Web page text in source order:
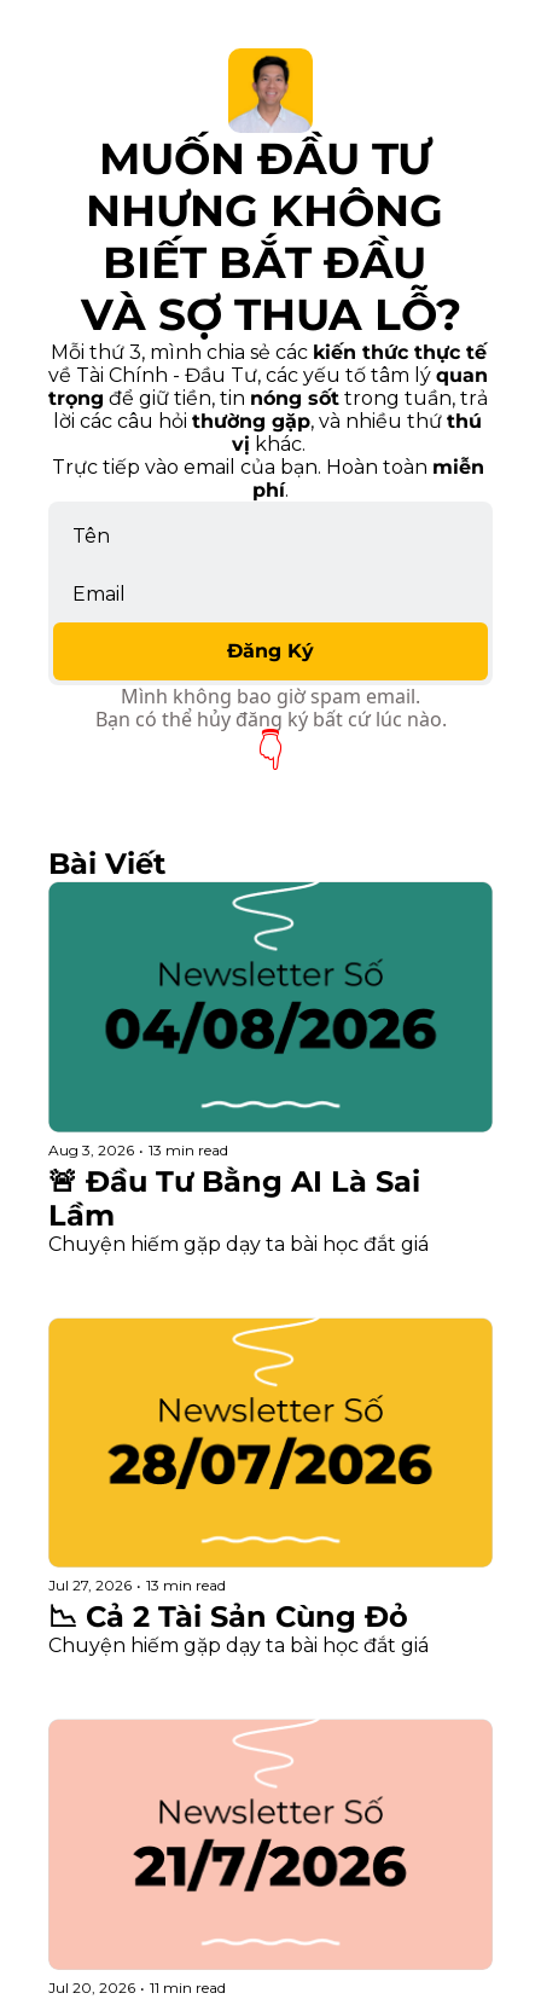
MUỐN ĐẦU TƯ
NHƯNG KHÔNG
BIẾT BẮT ĐẦU
VÀ SỢ THUA LỖ?
Mỗi thứ 3, mình chia sẻ các kiến thức thực tế
về Tài Chính - Đầu Tư, các yếu tố tâm lý quan
trọng để giữ tiền, tin nóng sốt trong tuần, trả
lời các câu hỏi thường gặp, và nhiều thứ thú
vị khác.
Trực tiếp vào email của bạn. Hoàn toàn miễn
phí.
Đăng Ký
Mình không bao giờ spam email.
Bạn có thể hủy đăng ký bất cứ lúc nào.
👇
Bài Viết
Aug 3, 2026 • 13 min read
🚨 Đầu Tư Bằng AI Là Sai
Lầm
Chuyện hiếm gặp dạy ta bài học đắt giá
Jul 27, 2026 • 13 min read
📉 Cả 2 Tài Sản Cùng Đỏ
Chuyện hiếm gặp dạy ta bài học đắt giá
Jul 20, 2026 • 11 min read